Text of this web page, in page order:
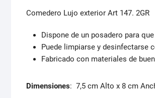
Comedero Lujo exterior Art 147. 2GR
Dispone de un posadero para
Puede limpiarse y desinfectarse
Fabricado con materiales de
Dimensiones: 7,5 cm Alto x 8 cm